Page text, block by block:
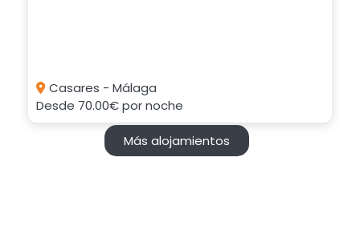
Casares - Málaga
Desde 70.00€por noche
Más alojamientos